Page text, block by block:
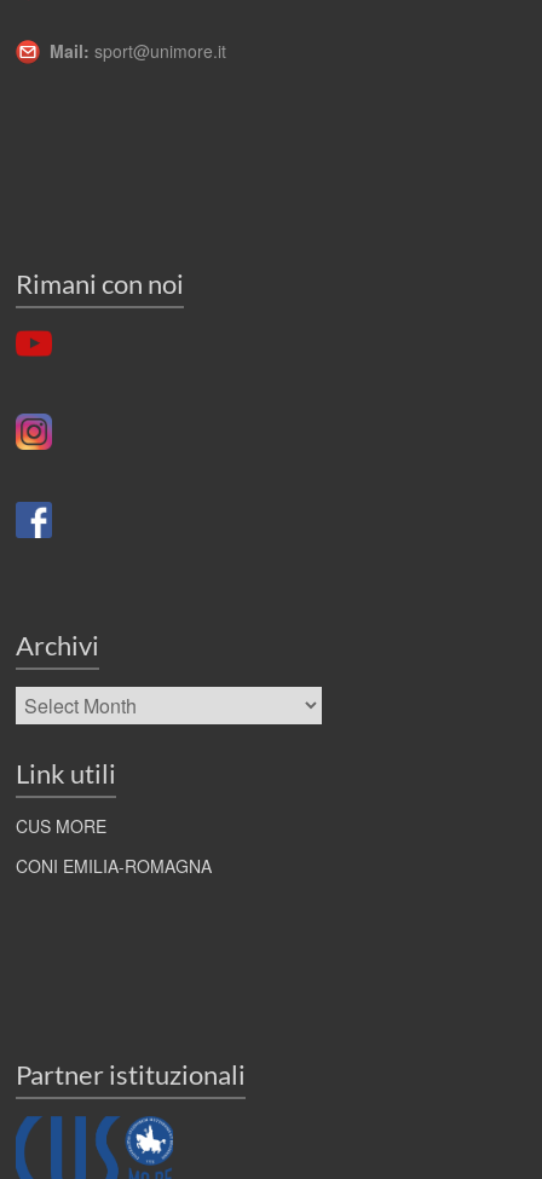
Mail:sport@unimore.it
Rimani con noi
Archivi
Archivi
Link utili
CUS MORE
CONI EMILIA-ROMAGNA
Partner istituzionali